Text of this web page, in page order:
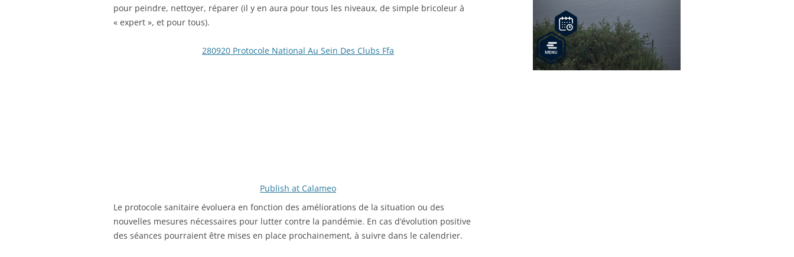
pour peindre, nettoyer, réparer (il y en aura pour tous les niveaux, de simple bricoleur à
« expert », et pour tous).
280920 Protocole National Au Sein Des Clubs Ffa
Publish at Calameo
Le protocole sanitaire évoluera en fonction des améliorations de la situation ou des
nouvelles mesures nécessaires pour lutter contre la pandémie. En cas d’évolution positive
des séances pourraient être mises en place prochainement, à suivre dans le calendrier.